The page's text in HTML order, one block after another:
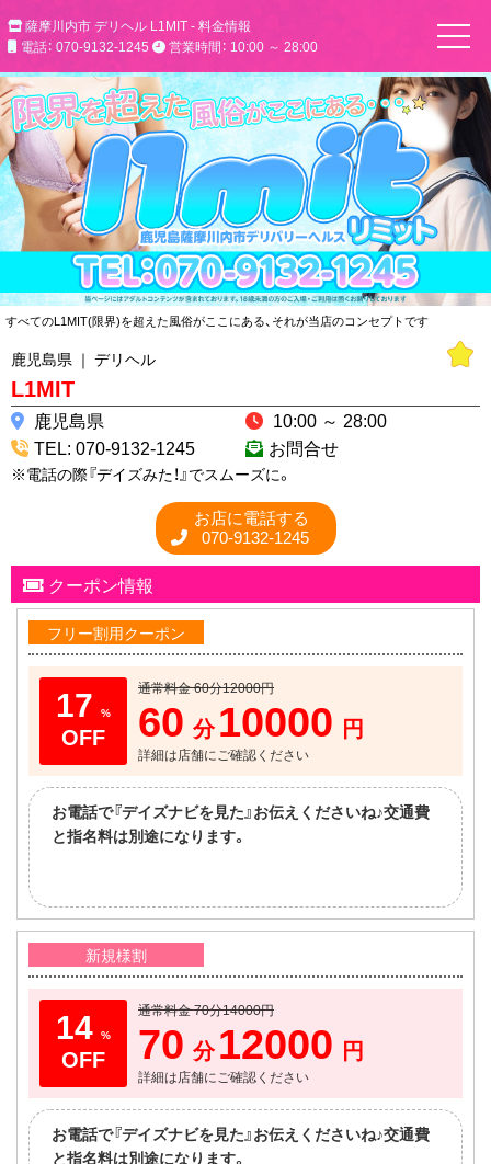
薩摩川内市 デリヘル L1MIT - 料金情報
電話： 070-9132-1245
営業時間： 10:00 ～ 28:00
すべてのL1MIT(限界)を超えた風俗がここにある、それが当店のコンセプトです
鹿児島県 ｜ デリヘル
L1MIT
鹿児島県
10:00 ～ 28:00
TEL: 070-9132-1245
お問合せ
※電話の際『デイズみた！』でスムーズに。
お店に電話する
070-9132-1245
クーポン情報
フリー割用クーポン
17 %
通常料金 60分12000円
60 分10000 円
詳細は店舗にご確認ください
お電話で『デイズナビを見た』お伝えくださいね♪交通費
と指名料は別途になります。
新規様割
14 %
通常料金 70分14000円
70 分12000 円
詳細は店舗にご確認ください
お電話で『デイズナビを見た』お伝えくださいね♪交通費
と指名料は別途になります。